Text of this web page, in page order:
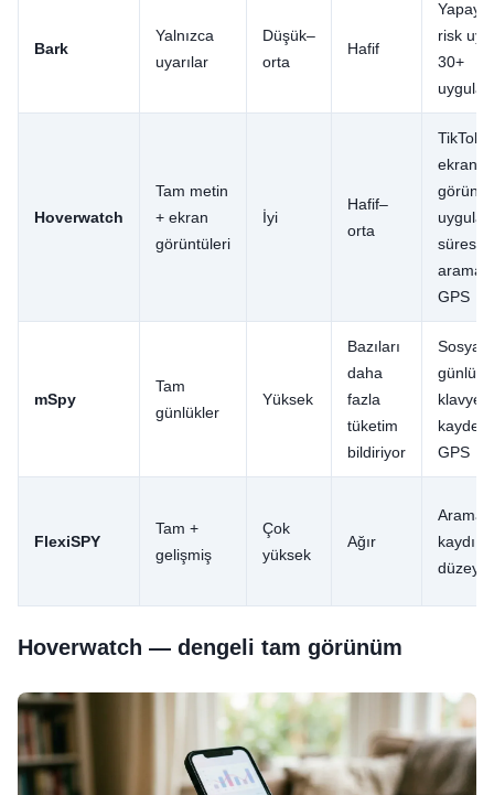
Bark
Yalnızca
uyarılar
Düşük–
orta
Hafif
Yapay
risk
30+
Hoverwatch
Tam metin
+ ekran
görüntüleri
İyi
Hafif–
orta
TikTok
ekran
süresi,
GPS
mSpy
Tam
günlükler
Yüksek
Bazıları
daha
fazla
tüketim
bildiriyor
Sosyal
klavye
GPS
FlexiSPY
Tam +
gelişmiş
Çok
yüksek
Ağır
Arama/
kaydı
düzey)
Hoverwatch — dengeli tam görünüm